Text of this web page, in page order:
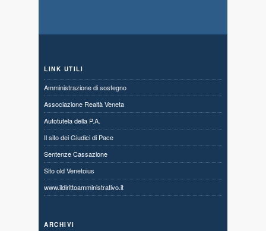
LINK UTILI
Amministrazione di sostegno
Associazione Realtà Veneta
Autotutela della P.A.
Il sito dei Giudici di Pace
Sentenze Cassazione
Sito old Venetoius
www.ildirittoamministrativo.it
ARCHIVI